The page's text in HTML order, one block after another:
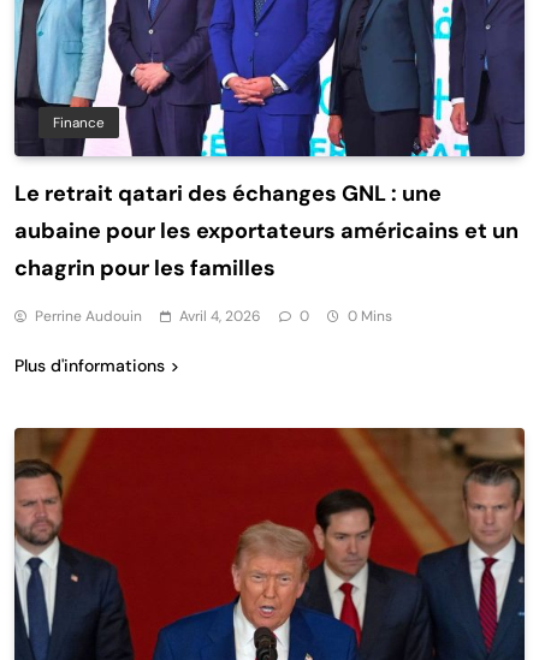
Finance
Le retrait qatari des échanges GNL : une
aubaine pour les exportateurs américains et un
chagrin pour les familles
Perrine Audouin Avril 4, 2026 0 0 Mins
Plus d'informations